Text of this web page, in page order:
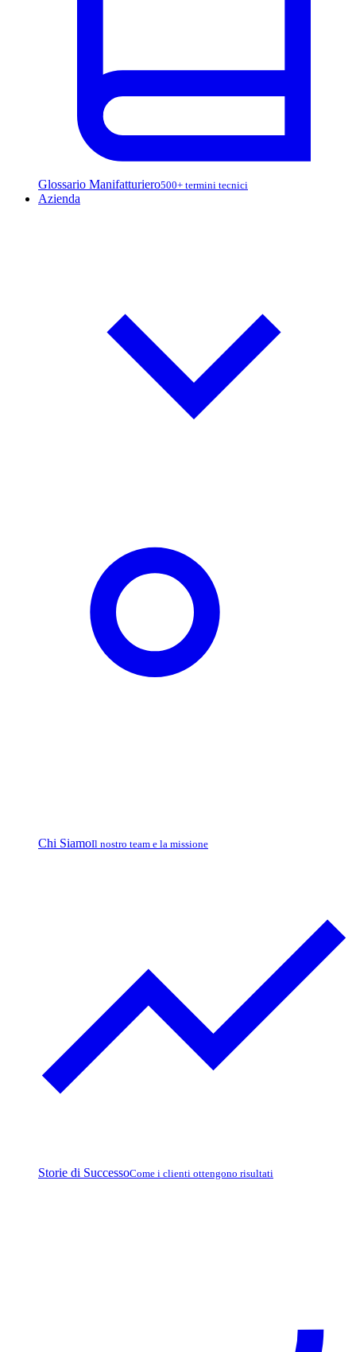
Glossario Manifatturiero500+ termini tecnici
Azienda
Chi SiamoIl nostro team e la missione
Storie di SuccessoCome i clienti ottengono risultati